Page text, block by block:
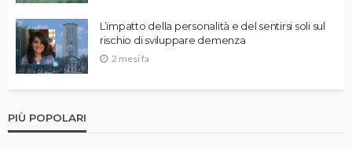
L’impatto della personalità e del sentirsi soli sul
rischio di sviluppare demenza
2 mesi fa
PIÙ POPOLARI